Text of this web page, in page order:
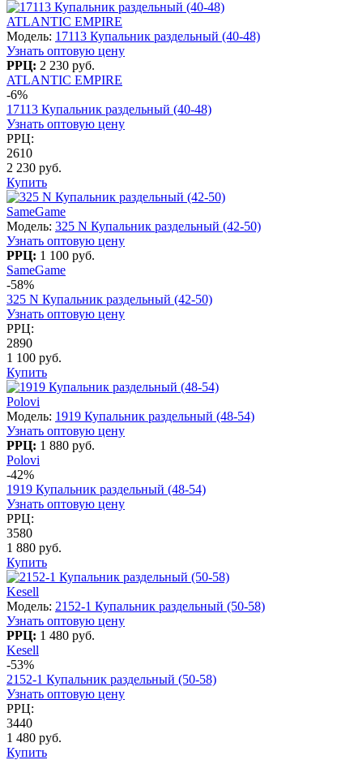
ATLANTIC EMPIRE
Модель: 17113 Купальник раздельный (40-48)
Узнать оптовую цену
РРЦ: 2 230 руб.
ATLANTIC EMPIRE
-6%
17113 Купальник раздельный (40-48)
Узнать оптовую цену
РРЦ:
2610
2 230 руб.
Купить
SameGame
Модель: 325 N Купальник раздельный (42-50)
Узнать оптовую цену
РРЦ: 1 100 руб.
SameGame
-58%
325 N Купальник раздельный (42-50)
Узнать оптовую цену
РРЦ:
2890
1 100 руб.
Купить
Polovi
Модель: 1919 Купальник раздельный (48-54)
Узнать оптовую цену
РРЦ: 1 880 руб.
Polovi
-42%
1919 Купальник раздельный (48-54)
Узнать оптовую цену
РРЦ:
3580
1 880 руб.
Купить
Kesell
Модель: 2152-1 Купальник раздельный (50-58)
Узнать оптовую цену
РРЦ: 1 480 руб.
Kesell
-53%
2152-1 Купальник раздельный (50-58)
Узнать оптовую цену
РРЦ:
3440
1 480 руб.
Купить